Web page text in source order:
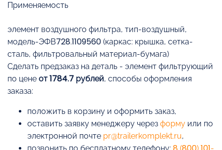
Применяемость
элемент воздушного фильтра, тип-воздушный,
модель-ЭФВ728.1109560 (каркас: крышка, сетка-
сталь, фильтровальный материал-бумага)
Cделать предзаказ на деталь - элемент фильтрующий
по цене от 1784.7 рублей, способы оформления
заказа:
положить в корзину и оформить заказ,
оставить заявку менеджеру через форму или по
электронной почте pr@trailerkomplekt.ru,